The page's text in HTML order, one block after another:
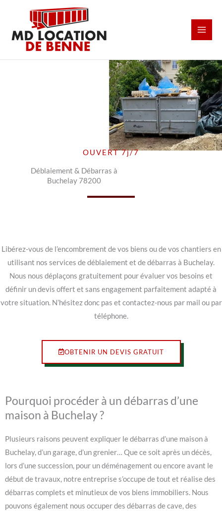
contenu
OUVERT 7j/7
Déblaiement & Débarras à
Buchelay 78200
Libérez-vous de l’encombrement de vos biens ou de vos chantiers en
utilisant nos services de déblaiement et de débarras à Buchelay.
Nous nous déplaçons gratuitement pour évaluer vos besoins et
définir un devis offert et sans engagement parfaitement adapté à
votre situation. N’hésitez donc pas et contactez-nous par mail ou par
téléphone.
OBTENIR UN DEVIS GRATUIT
Pourquoi procéder à un débarras d’une
maison à Buchelay ?
Plusieurs raisons peuvent expliquer le débarras d’une maison à
Buchelay, d’un garage, d’un grenier… Que ce soit après un décès,
lors d’une succession, pour un déménagement ou encore avant le
début de travaux, notre entreprise s’occupe de tout et réalise des
débarras complets et minutieux de vos biens immobiliers. Nous
pouvons également nous occuper des débarras de cave, des